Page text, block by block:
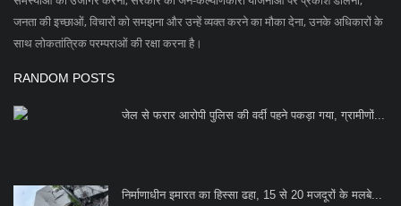
जनता की इच्छाओं, विचारों को समझना और उन्हें व्यक्त करने का मौका देना, उनके अधिकारों के
साथ लोकतांत्रिक परम्पराओं की रक्षा करना है।
RANDOM POSTS
जेल से फरार आरोपी पुलिस की वर्दी पहने पकड़ा गया, ग्रामीणों...
निर्माणाधीन इमारत का हिस्सा ढहा, 15 से 20 मजदूरों के मलबे...